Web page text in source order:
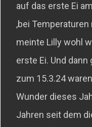
auf das erste Ei
,bei
meinte Lilly wohl
erste Ei. Und
zum 15.3.24
Wunder dieses
Jahren seit dem